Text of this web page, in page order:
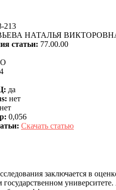
213
НАТАЛЬЯ
статьи: 77.00.00
да
нет
нет
0,056
Скачать статью
заключается в
государственном